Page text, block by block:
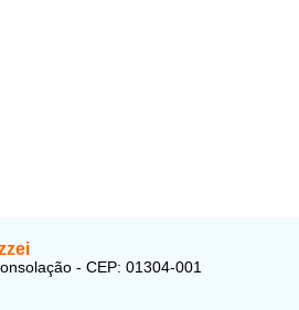
- CEP: 01304-001